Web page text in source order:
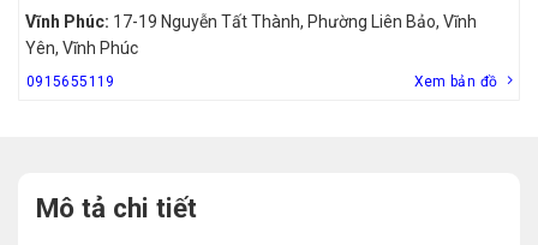
Vĩnh Phúc: 17-19 Nguyễn Tất Thành, Phường Liên Bảo, Vĩnh
Yên, Vĩnh Phúc
0915655119 Xem bản đồ
Mô tả chi tiết